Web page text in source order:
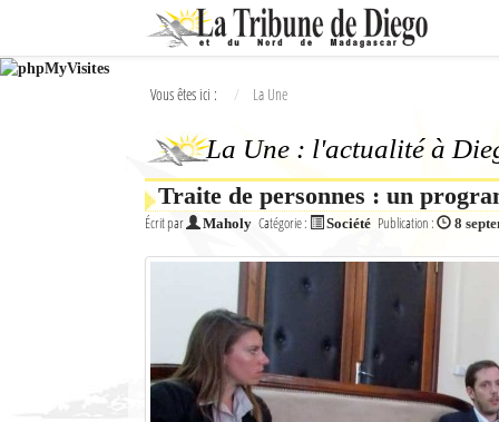
Ok
L'actualité à Diego Suarez
Vous êtes ici : La Une
La Une : l'actualité à
Traite de personnes : un
Écrit par Maholy Catégorie : Société Publication : 8